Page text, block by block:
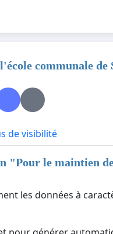
communale de
de visibilité
"Pour le maintien
les données à